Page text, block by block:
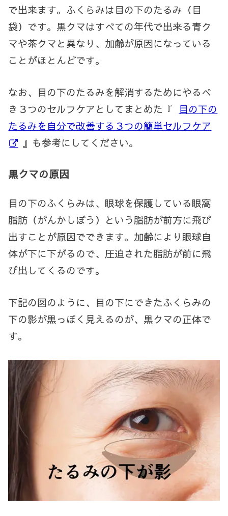
で出来ます。ふくらみは目の下のたるみ（目
袋）です。黒クマはすべての年代で出来る青ク
マや茶クマと異なり、加齢が原因になっている
ことがほとんどです。
なお、目の下のたるみを解消するためにやるべ
き３つのセルフケアとしてまとめた『 目の下の
たるみを自分で改善する３つの簡単セルフケア
』も参考にしてください。
黒クマの原因
目の下のふくらみは、眼球を保護している眼窩
脂肪（がんかしぼう）という脂肪が前方に飛び
出すことが原因でできます。加齢により眼球自
体が下に下がるので、圧迫された脂肪が前に飛
び出してくるのです。
下記の図のように、目の下にできたふくらみの
下の影が黒っぽく見えるのが、黒クマの正体で
す。